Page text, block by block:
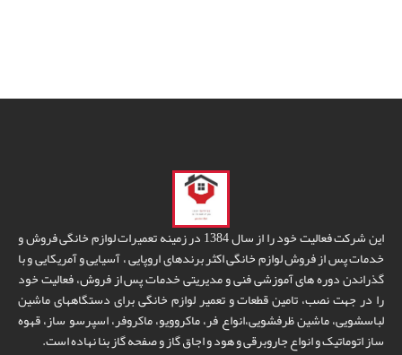
این شرکت فعالیت خود را از سال 1384 در زمینه تعمیرات لوازم خانگی فروش و
خدمات پس از فروش لوازم خانگی اکثر برندهای اروپایی ، آسیایی و آمریکایی و با
گذراندن دوره های آموزشی فنی و مدیریتی خدمات پس از فروش، فعالیت خود
را در جهت نصب، تامین قطعات و تعمیر لوازم خانگی برای دستگاههای ماشین
لباسشویی، ماشین ظرفشویی،انواع فر، ماکروویو، ماکروفر، اسپرسو ساز، قهوه
ساز اتوماتیک و انواع جاروبرقی و هود و اجاق گاز و صفحه گاز بنا نهاده است.